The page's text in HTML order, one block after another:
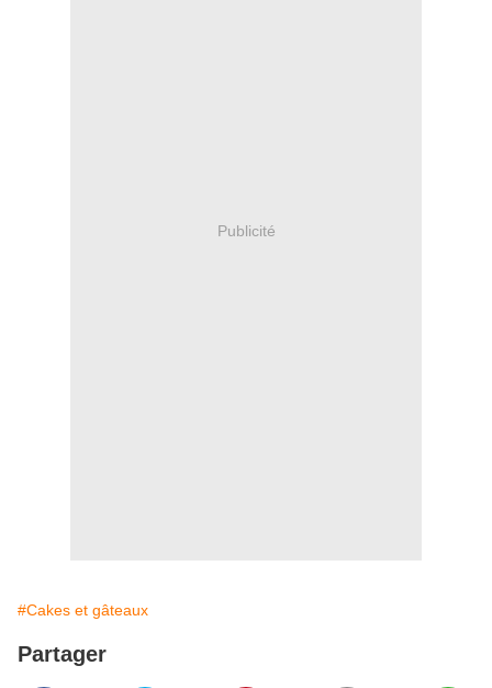
Publicité
#Cakes et gâteaux
Partager